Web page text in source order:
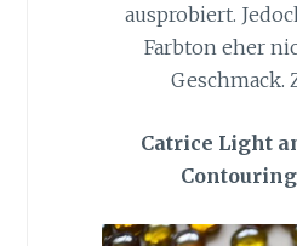
ausprobiert.
Farbton eher
Geschmack.
Catrice Light